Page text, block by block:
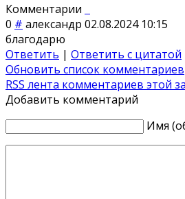
Комментарии
0 # александр 02.08.2024 10:15
благодарю
Ответить | Ответить с цитатой
Обновить список комментариев
RSS лента комментариев этой
Добавить комментарий
Имя